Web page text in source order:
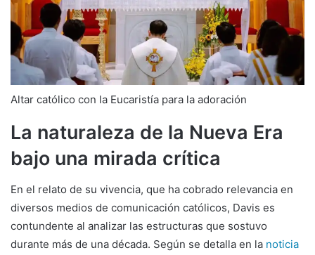
Altar católico con la Eucaristía para la adoración
La naturaleza de la Nueva Era
bajo una mirada crítica
En el relato de su vivencia, que ha cobrado relevancia en
diversos medios de comunicación católicos, Davis es
contundente al analizar las estructuras que sostuvo
durante más de una década. Según se detalla en la noticia